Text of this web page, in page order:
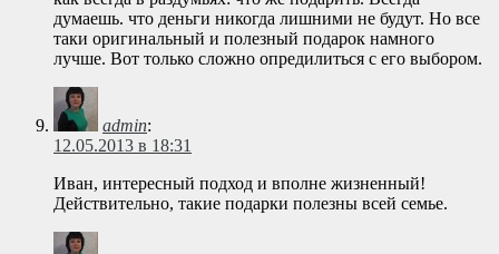
думаешь. что деньги никогда лишними не будут. Но все
таки оригинальный и полезный подарок намного
лучше. Вот только сложно опредилиться с его выбором.
admin:
12.05.2013 в 18:31
Иван, интересный подход и вполне жизненный!
Действительно, такие подарки полезны всей семье.